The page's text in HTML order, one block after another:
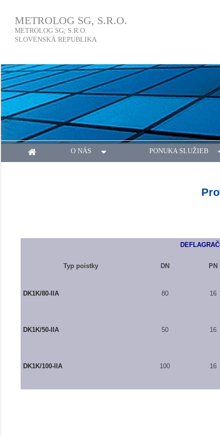
METROLOG SG, S.R.O.
METROLOG SG, S.R.O.
SLOVENSKÁ REPUBLIKA
O NÁS PONUKA SLUŽIEB
Typ poistky DN PN
DK1K/80-IIA 80 16
DK1K/50-IIA 50 16
DK1K/100-IIA 100 16